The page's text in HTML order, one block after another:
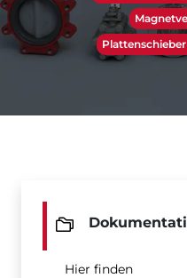
Hier finden